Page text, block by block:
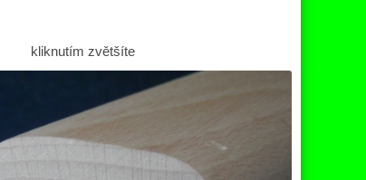
kliknutím zvětšíte